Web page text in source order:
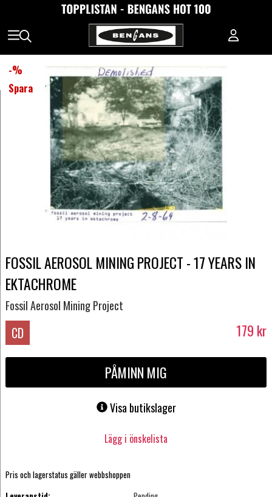
-%
Spara
FOSSIL AEROSOL MINING PROJECT - 17 YEARS IN
EKTACHROME
Fossil Aerosol Mining Project
CD 179 kr
PÅMINN MIG
Visa butikslager
Lägg i önskelista
Pris och lagerstatus gäller webbshoppen